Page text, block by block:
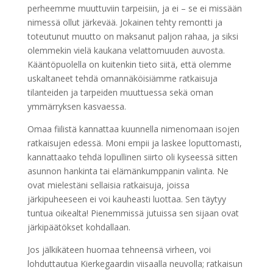
perheemme muuttuviin tarpeisiin, ja ei – se ei missään
nimessä ollut järkevää. Jokainen tehty remontti ja
toteutunut muutto on maksanut paljon rahaa, ja siksi
olemmekin vielä kaukana velattomuuden auvosta.
Kääntöpuolella on kuitenkin tieto siitä, että olemme
uskaltaneet tehdä omannäköisiämme ratkaisuja
tilanteiden ja tarpeiden muuttuessa sekä oman
ymmärryksen kasvaessa.
Omaa fiilistä kannattaa kuunnella nimenomaan isojen
ratkaisujen edessä. Moni empii ja laskee loputtomasti,
kannattaako tehdä lopullinen siirto oli kyseessä sitten
asunnon hankinta tai elämänkumppanin valinta. Ne
ovat mielestäni sellaisia ratkaisuja, joissa
järkipuheeseen ei voi kauheasti luottaa. Sen täytyy
tuntua oikealta! Pienemmissä jutuissa sen sijaan ovat
järkipäätökset kohdallaan.
Jos jälkikäteen huomaa tehneensä virheen, voi
lohduttautua Kierkegaardin viisaalla neuvolla; ratkaisun